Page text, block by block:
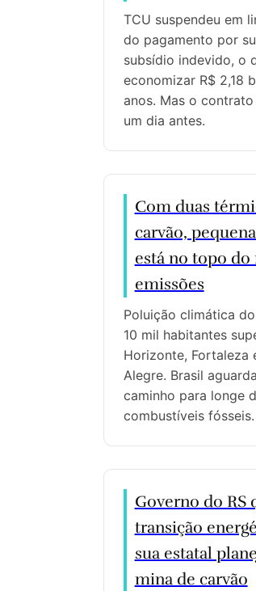
TCU suspendeu em
do pagamento por
subsídio indevido, o
economizar R$ 2,18
anos. Mas o
um dia antes.
Com duas
carvão,
está no topo do
emissões
Poluição climática
10 mil habitantes
Horizonte, Fortaleza
Alegre. Brasil
caminho para longe
combustíveis fósseis.
Governo do RS
transição
sua estatal
mina de carvão